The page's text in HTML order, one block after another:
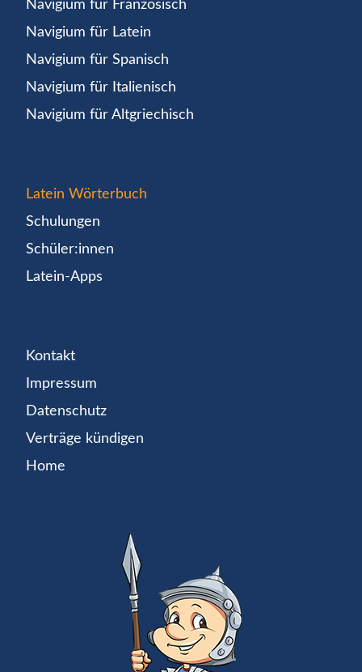
Navigium für Französisch
Navigium für Latein
Navigium für Spanisch
Navigium für Italienisch
Navigium für Altgriechisch
Latein Wörterbuch
Schulungen
Schüler:innen
Latein-Apps
Kontakt
Impressum
Datenschutz
Verträge kündigen
Home